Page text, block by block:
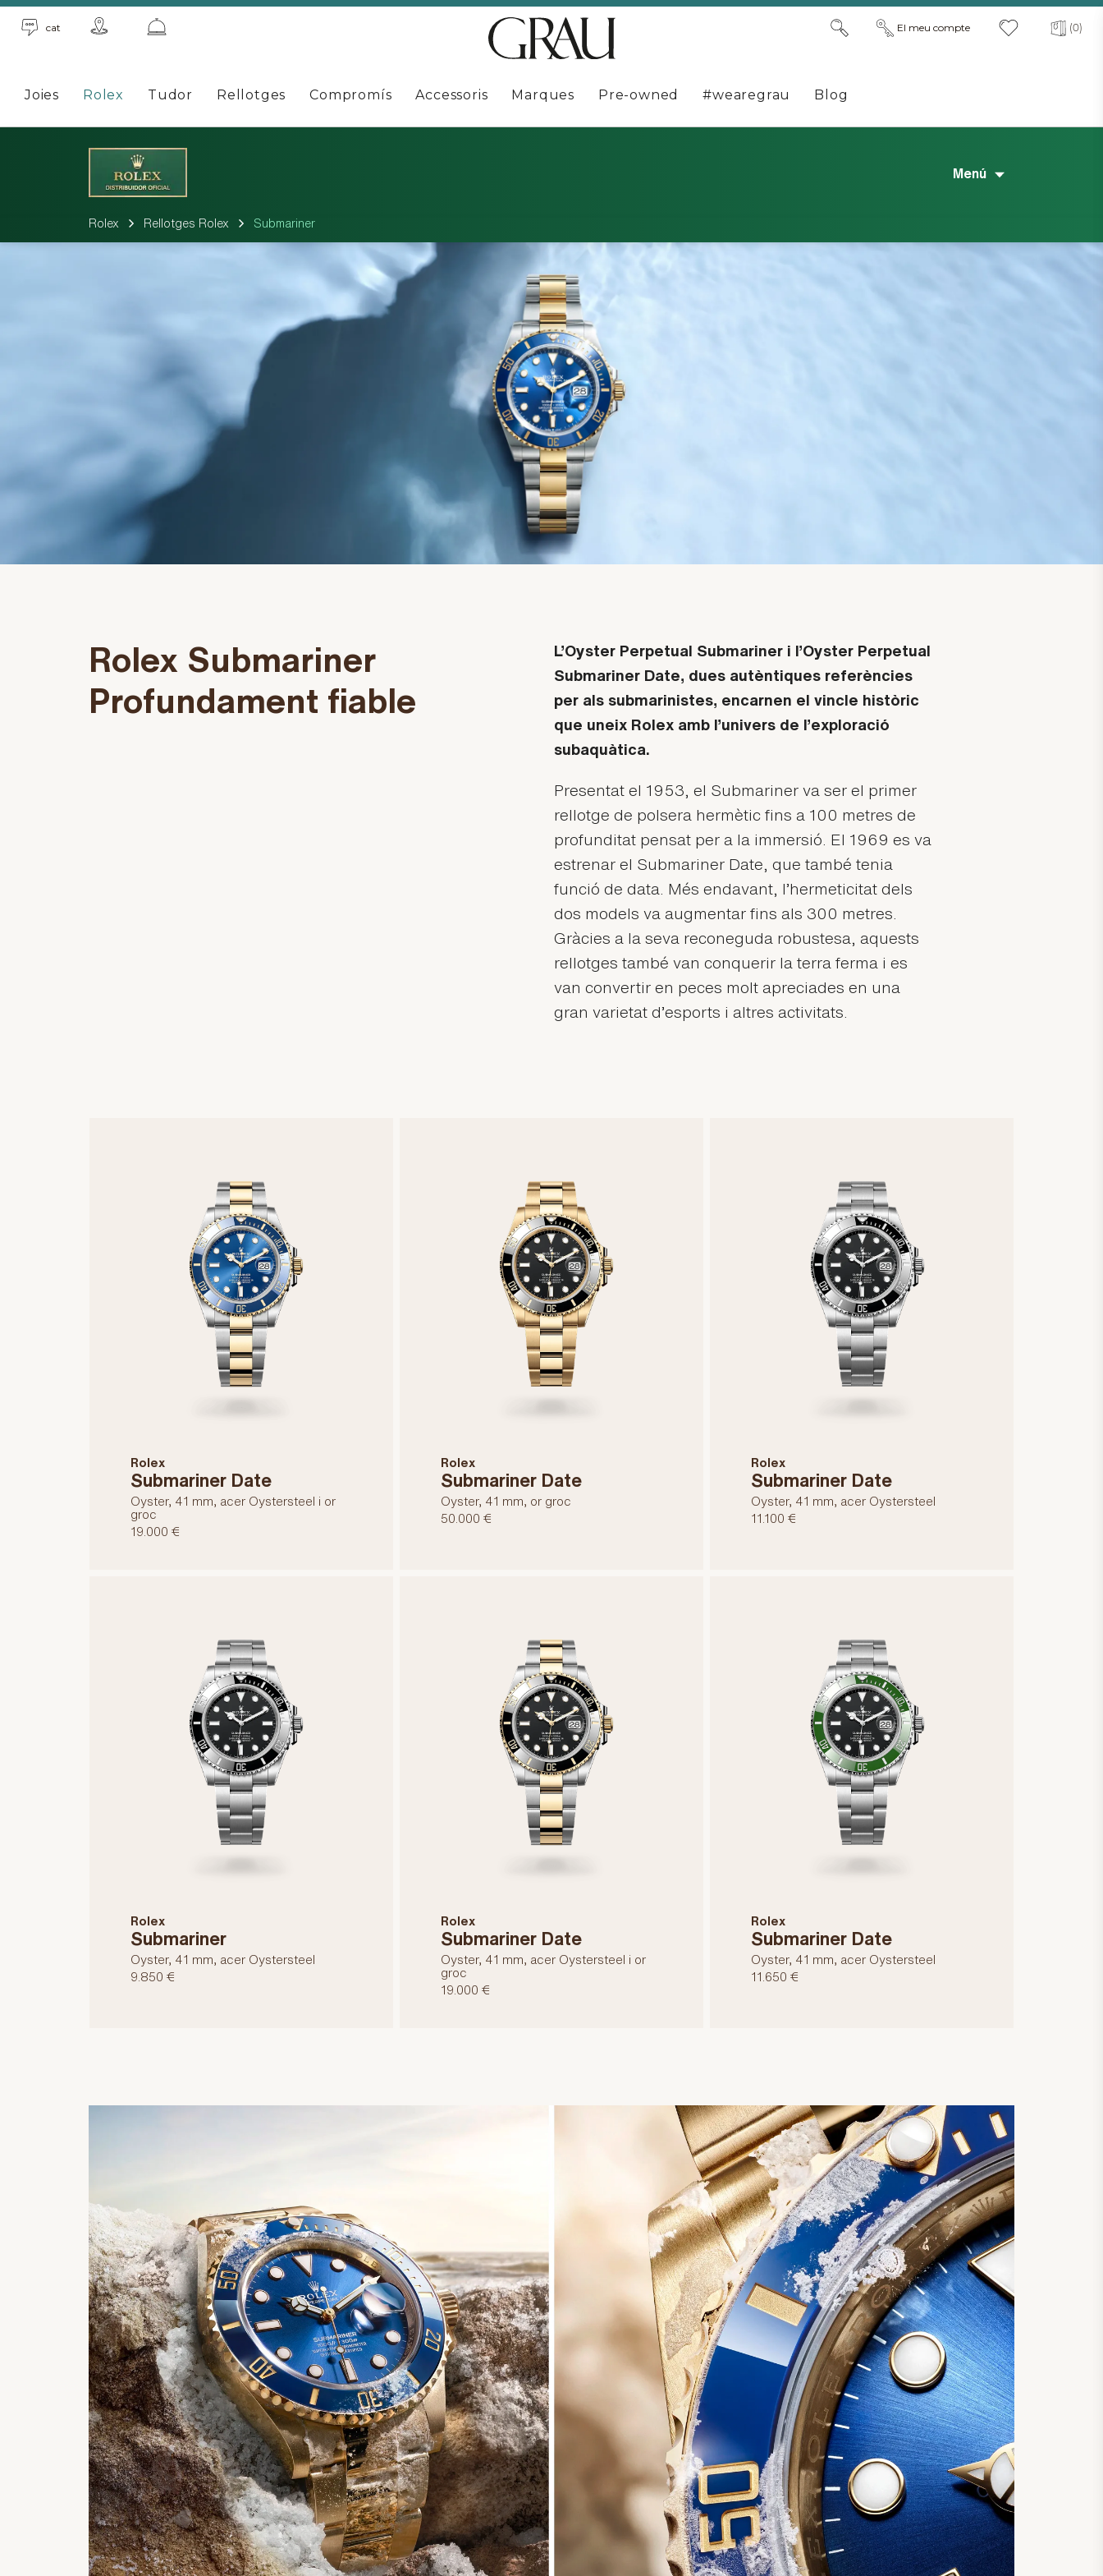
cat (0)
El meu compte
Joies Rolex Tudor Rellotges Compromís Accessoris Marques Pre-owned #wearegrau Blog
Menú
Rolex Rellotges Rolex Submariner
Rolex Submariner
Profundament fiable
L’Oyster Perpetual Submariner i l’Oyster Perpetual
Submariner Date, dues autèntiques referències
per als submarinistes, encarnen el vincle històric
que uneix Rolex amb l’univers de l’exploració
subaquàtica.
Presentat el 1953, el Submariner va ser el primer
rellotge de polsera hermètic fins a 100 metres de
profunditat pensat per a la immersió. El 1969 es va
estrenar el Submariner Date, que també tenia
funció de data. Més endavant, l’hermeticitat dels
dos models va augmentar fins als 300 metres.
Gràcies a la seva reconeguda robustesa, aquests
rellotges també van conquerir la terra ferma i es
van convertir en peces molt apreciades en una
gran varietat d’esports i altres activitats.
Rolex
Submariner Date
Oyster, 41 mm, acer Oystersteel i or
groc
19.000 €
Rolex
Submariner Date
Oyster, 41 mm, or groc
50.000 €
Rolex
Submariner Date
Oyster, 41 mm, acer Oystersteel
11.100 €
Rolex
Submariner
Oyster, 41 mm, acer Oystersteel
9.850 €
Rolex
Submariner Date
Oyster, 41 mm, acer Oystersteel i or
groc
19.000 €
Rolex
Submariner Date
Oyster, 41 mm, acer Oystersteel
11.650 €